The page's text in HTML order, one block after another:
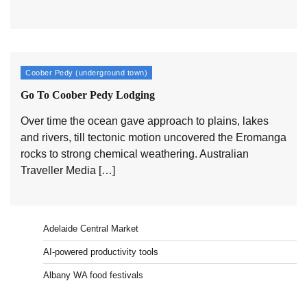
Coober Pedy (underground town)
Go To Coober Pedy Lodging
Over time the ocean gave approach to plains, lakes
and rivers, till tectonic motion uncovered the Eromanga
rocks to strong chemical weathering. Australian
Traveller Media […]
Adelaide Central Market
AI-powered productivity tools
Albany WA food festivals